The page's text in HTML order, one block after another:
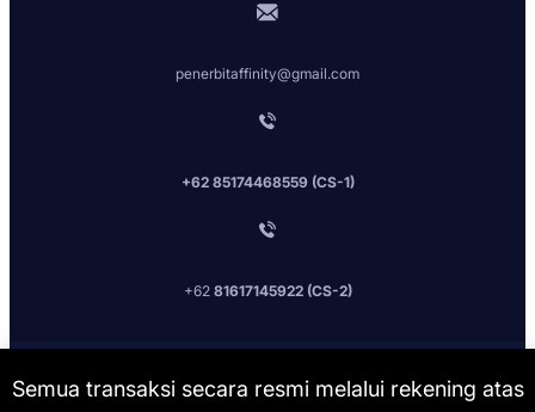
Semua transaksi secara resmi melalui rekening atas
penerbitaffinity@gmail.com
+62 85174468559 (CS-1)
+62 81617145922 (CS-2)